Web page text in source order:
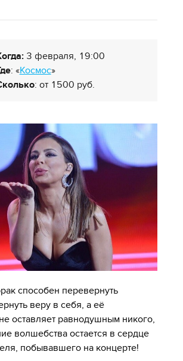
3 февраля, 19:00
: «Космос»
: от 1500 руб.
способен перевернуть
веру в себя, а её
оставляет равнодушным никого,
волшебства остается в сердце
побывавшего на концерте!